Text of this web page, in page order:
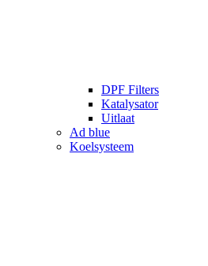
DPF Filters
Katalysator
Uitlaat
Ad blue
Koelsysteem